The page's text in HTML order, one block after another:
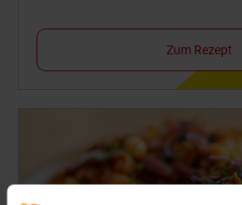
Zum Rezept